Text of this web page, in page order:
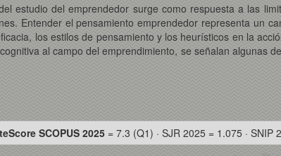
estudio del emprendedor surge como respuesta a las
Entender el pensamiento emprendedor representa un
los estilos de pensamiento y los heurísticos en la
al campo del emprendimiento, se señalan algunas
SCOPUS 2025 = 7.3 (Q1) · SJR 2025 = 1.075 · SNIP